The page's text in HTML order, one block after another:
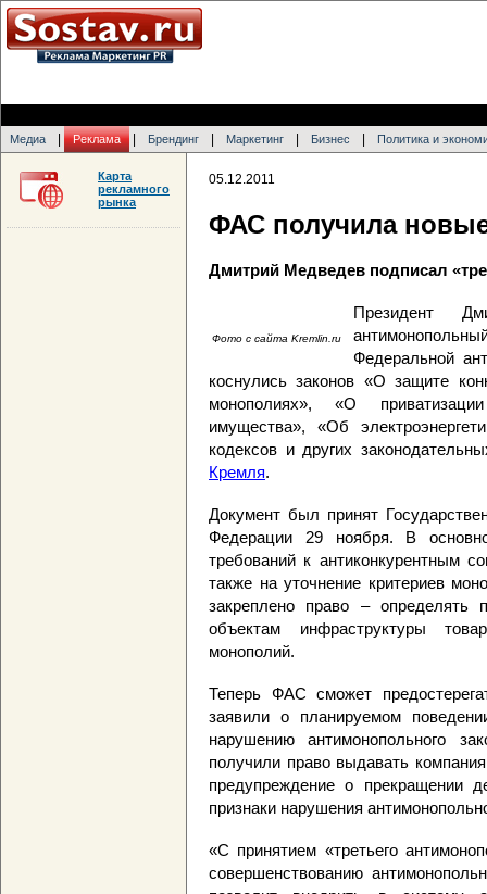
Медиа Реклама Брендинг Маркетинг Бизнес Политика и
05.12.2011
ФАС получила
Дмитрий Медведев подписал
Фото с сайта Kremlin.ru
Президент
Федеральной
коснулись законов «О защите
монополиях», «О
имущества», «Об
кодексов и других
Кремля.
Документ был принят
Федерации 29 ноября. В
требований к антиконкурентным
также на уточнение критериев
закреплено право – определять
объектам инфраструктуры
монополий.
Теперь ФАС сможет
заявили о планируемом
нарушению антимонопольного
получили право выдавать
предупреждение о прекращении
признаки нарушения
«С принятием «третьего
совершенствованию
Карта
рекламного
рынка